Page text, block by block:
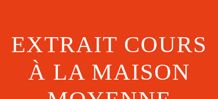
EXTRAIT COURS
À LA MAISON